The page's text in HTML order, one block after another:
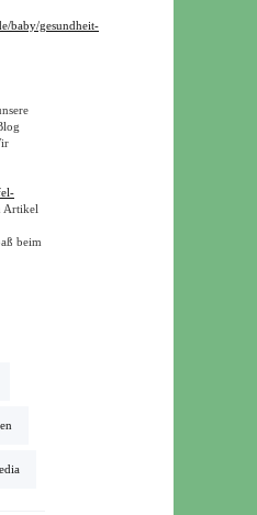
baby/gesundheit-
Artikel
beim